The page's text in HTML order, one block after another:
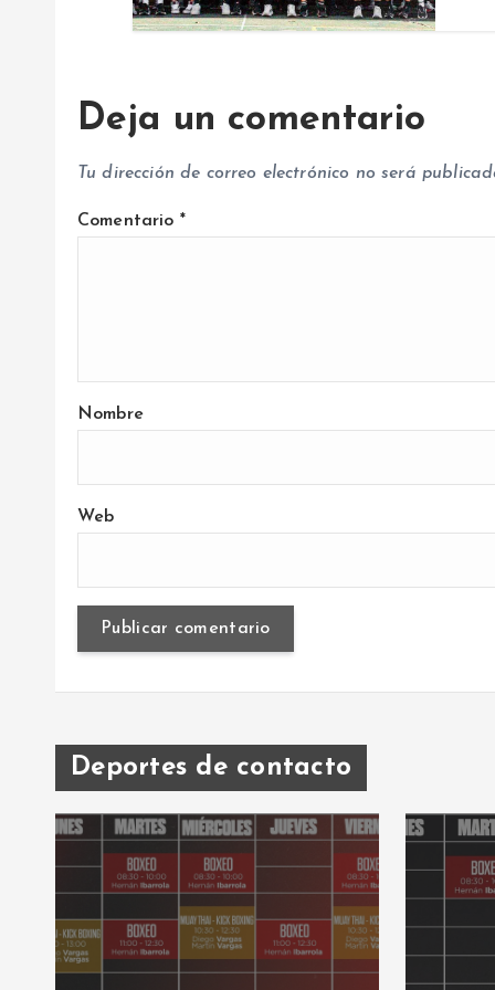
a
d
a
Deja un comentario
Tu dirección de correo electrónico no será
Comentario *
Nombre
Web
Deportes de contacto